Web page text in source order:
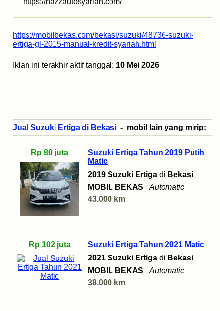
https://nazzautosyariah.com/
https://mobilbekas.com/bekasi/suzuki/48736-suzuki-
ertiga-gl-2015-manual-kredit-syariah.html
Iklan ini terakhir aktif tanggal: 10 Mei 2026
Jual Suzuki Ertiga di Bekasi - mobil lain yang mirip:
Rp 80 juta
Suzuki Ertiga Tahun 2019 Putih
Matic
2019 Suzuki Ertiga di Bekasi
MOBIL BEKAS
Automatic
43.000 km
Rp 102 juta
Suzuki Ertiga Tahun 2021 Matic
2021 Suzuki Ertiga di Bekasi
MOBIL BEKAS
Automatic
38.000 km